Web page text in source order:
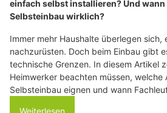
einfach selbst installieren? Und
Selbsteinbau wirklich?
Immer mehr Haushalte überlegen sich,
nachzurüsten. Doch beim Einbau gibt
technische Grenzen. In diesem Artikel
Heimwerker beachten müssen, welche
Selbsteinbau eignen und wann
Weiterlesen